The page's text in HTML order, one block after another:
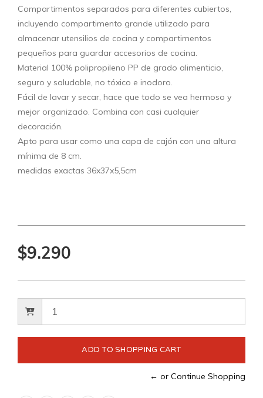
Compartimentos separados para diferentes cubiertos,
incluyendo compartimento grande utilizado para
almacenar utensilios de cocina y compartimentos
pequeños para guardar accesorios de cocina.
Material 100% polipropileno PP de grado alimenticio,
seguro y saludable, no tóxico e inodoro.
Fácil de lavar y secar, hace que todo se vea hermoso y
mejor organizado. Combina con casi cualquier
decoración.
Apto para usar como una capa de cajón con una altura
mínima de 8 cm.
medidas exactas 36x37x5,5cm
$9.290
← or Continue Shopping